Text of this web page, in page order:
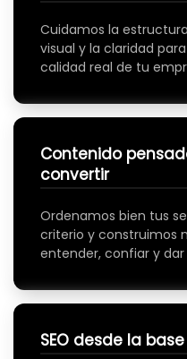
Cuidamos la
visual y la claridad
calidad real de tu
Contenido
convertir
Ordenamos bien tus
criterio y construimos
entender, confiar y
SEO desde la base